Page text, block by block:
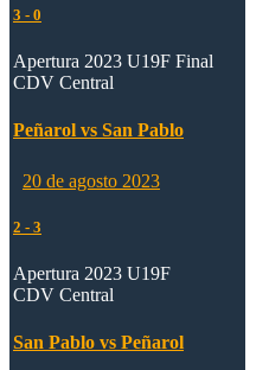
3 - 0
Apertura 2023 U19F Final
CDV Central
Peñarol vs San Pablo
20 de agosto 2023
2 - 3
Apertura 2023 U19F
CDV Central
San Pablo vs Peñarol